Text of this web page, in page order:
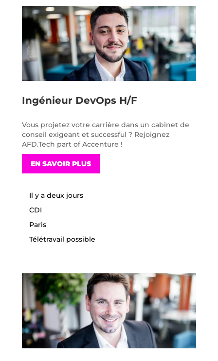
Ingénieur DevOps H/F
Vous projetez votre carrière dans un cabinet de
conseil exigeant et successful ? Rejoignez
AFD.Tech part of Accenture !
EN SAVOIR PLUS
Il y a deux jours
CDI
Paris
Télétravail possible